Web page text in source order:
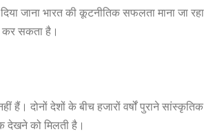
दिया जाना भारत की कूटनीतिक सफलता माना जा
कर सकता है।
दोनों देशों के बीच हजारों वर्षों पुराने
देखने को मिलती है।